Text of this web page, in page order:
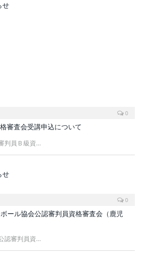
せ
0
審査会受講申込について
判員Ｂ級資…
せ
0
ール協会公認審判員資格審査会（鹿児
認審判員資…